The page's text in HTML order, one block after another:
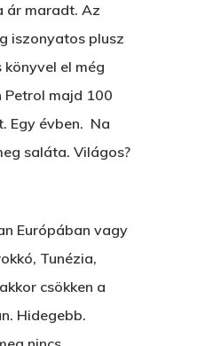
ár maradt. Az
iszonyatos plusz
el még
Petrol majd 100
Egy évben. Na
saláta. Világos?
Európában vagy
Tunézia,
csökken a
Hidegebb.